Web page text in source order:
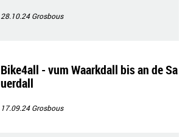
28.10.24Grosbous
Bike4all - vum Waarkdall bis an de Sa
uerdall
17.09.24Grosbous